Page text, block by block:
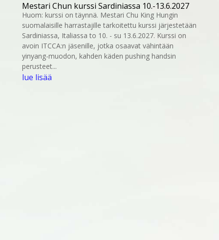
Mestari Chun kurssi Sardiniassa 10.-13.6.2027
Huom: kurssi on täynnä. Mestari Chu King Hungin
suomalaisille harrastajille tarkoitettu kurssi järjestetään
Sardiniassa, Italiassa to 10. - su 13.6.2027. Kurssi on
avoin ITCCA:n jäsenille, jotka osaavat vähintään
yinyang-muodon, kahden käden pushing handsin
perusteet...
lue lisää